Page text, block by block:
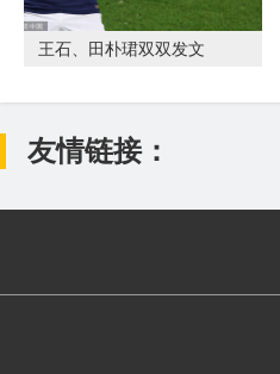
王石、田朴珺双双发文
友情链接：